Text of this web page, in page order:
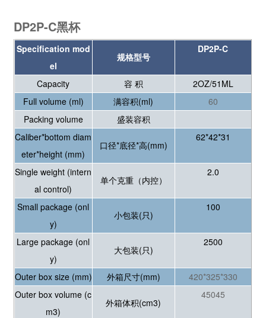
DP2P-C黑杯
Specification mod
el
规格型号
DP2P-C
Capacity 容 积
2OZ/51ML
Full volume (ml)
满容积(ml)
60
Packing volume
盛装容积
Caliber*bottom diam
eter*height (mm)
口径*底径*高(mm)
62*42*31
Single weight (intern
al control)
单个克重（内控）
2.0
Small package (onl
y)
小包装(只)
100
Large package (onl
y)
大包装(只)
2500
Outer box size (mm) 外箱尺寸(mm)
420*325*330
Outer box volume (c
m3)
外箱体积(cm3)
45045